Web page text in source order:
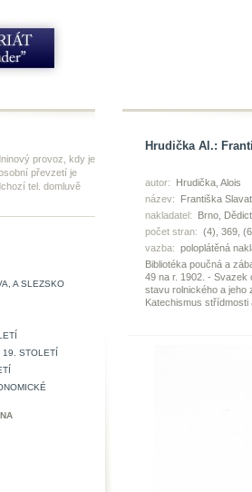
provoz, kdy je
převzetí je
tel. domluvě
A SLEZSKO
19. STOLETÍ
Hrudička Al.:
autor:
Hrudička, Alois
název:
Františka
nakladatel:
Brno,
počet stran: (4), 369,
vazba: poloplátěná
Bibliotéka poučná a
49 na r. 1902. - Svazek
stavu rolnického a jeho
Katechismus střídmosti